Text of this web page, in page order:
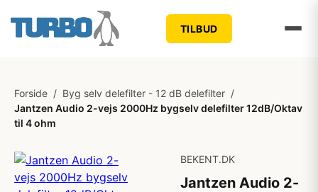
TILBUD
Forside / Byg selv delefilter - 12 dB delefilter /
Jantzen Audio 2-vejs 2000Hz bygselv delefilter 12dB/Oktav
til 4 ohm
BEKENT.DK
Jantzen Audio 2-